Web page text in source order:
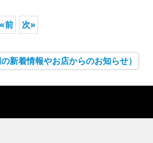
«前 次»
新着情報やお店からのお知らせ）